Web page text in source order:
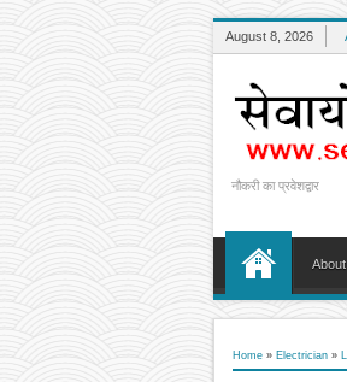
August 8, 2026
नौकरी का प्रवेशद्वार
About
Home » Electrician »